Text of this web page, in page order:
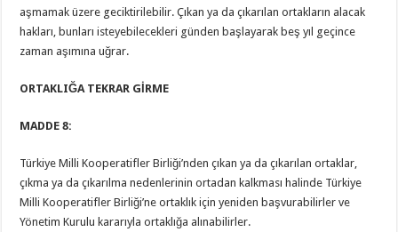
aşmamak üzere geciktirilebilir. Çıkan ya da çıkarılan ortakların alacak
hakları, bunları isteyebilecekleri günden başlayarak beş yıl geçince
zaman aşımına uğrar.
ORTAKLIĞA TEKRAR GİRME
MADDE 8:
Türkiye Milli Kooperatifler Birliği’nden çıkan ya da çıkarılan ortaklar,
çıkma ya da çıkarılma nedenlerinin ortadan kalkması halinde Türkiye
Milli Kooperatifler Birliği’ne ortaklık için yeniden başvurabilirler ve
Yönetim Kurulu kararıyla ortaklığa alınabilirler.